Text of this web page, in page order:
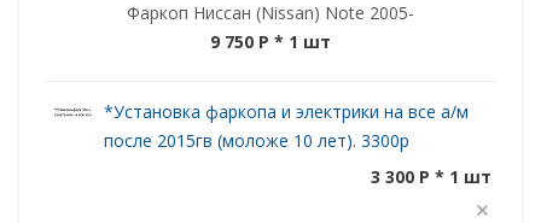
Фаркоп Ниссан (Nissan) Note 2005-
9 750 P * 1 шт
*Установка фаркопа и электрики на все а/м
после 2015гв (моложе 10 лет). 3300р
3 300 P * 1 шт